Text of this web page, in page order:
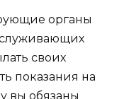
органы
своих
показания на
вы обязаны